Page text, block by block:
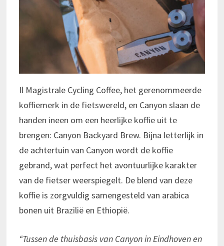
Il Magistrale Cycling Coffee, het gerenommeerde
koffiemerk in de fietswereld, en Canyon slaan de
handen ineen om een heerlijke koffie uit te
brengen: Canyon Backyard Brew. Bijna letterlijk in
de achtertuin van Canyon wordt de koffie
gebrand, wat perfect het avontuurlijke karakter
van de fietser weerspiegelt. De blend van deze
koffie is zorgvuldig samengesteld van arabica
bonen uit Brazilië en Ethiopië.
“Tussen de thuisbasis van Canyon in Eindhoven en